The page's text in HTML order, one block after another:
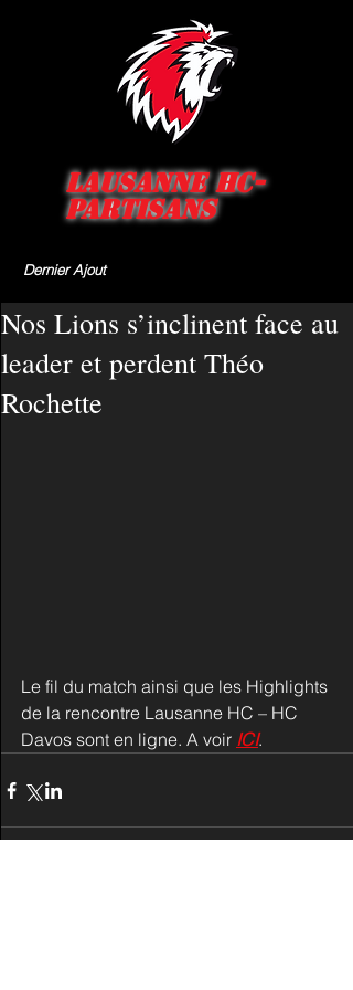
Lausanne HC-
Partisans
Dernier Ajout
Nos Lions s’inclinent face au
leader et perdent Théo
Rochette
Le fil du match ainsi que les Highlights
de la rencontre Lausanne HC – HC
Davos sont en ligne. A voir ICI.